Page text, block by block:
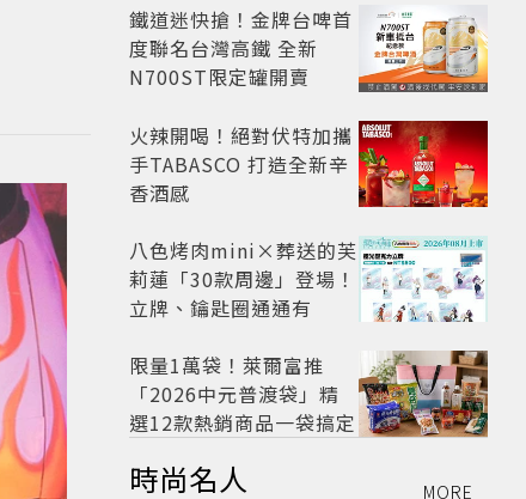
鐵道迷快搶！金牌台啤首
度聯名台灣高鐵 全新
N700ST限定罐開賣
火辣開喝！絕對伏特加攜
手TABASCO 打造全新辛
香酒感
八色烤肉mini×葬送的芙
莉蓮「30款周邊」登場！
立牌、鑰匙圈通通有
限量1萬袋！萊爾富推
「2026中元普渡袋」精
選12款熱銷商品一袋搞定
時尚名人 MORE